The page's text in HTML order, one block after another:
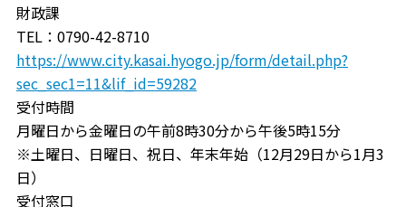
財政課
TEL：0790-42-8710
https://www.city.kasai.hyogo.jp/form/detail.php?
sec_sec1=11&lif_id=59282
受付時間
月曜日から金曜日の午前8時30分から午後5時15分
※土曜日、日曜日、祝日、年末年始（12月29日から1月3
日）
受付窓口